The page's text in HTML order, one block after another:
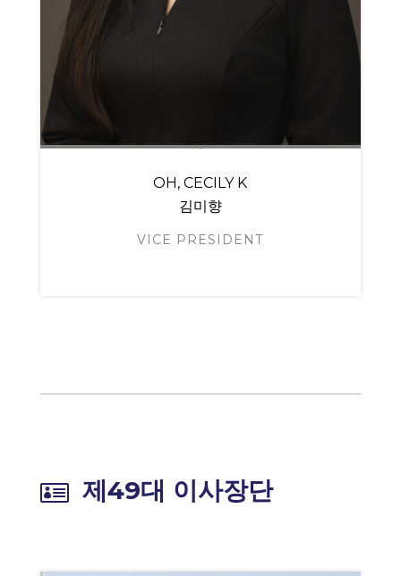
OH, CECILY K
김미향
VICE PRESIDENT
 제49대 이사장단